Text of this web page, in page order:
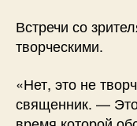
Встречи со
творческими.
«Нет, это не
священник. — Это